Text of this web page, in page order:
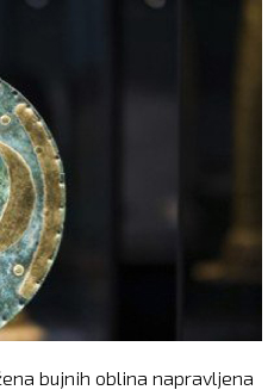
bujnih oblina napravljena